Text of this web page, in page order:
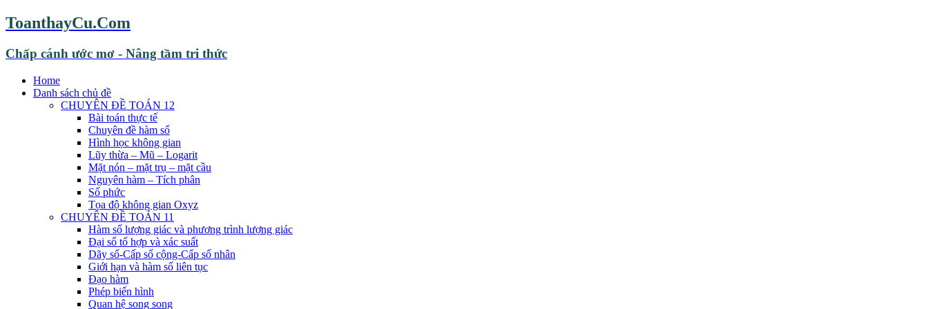
ToanthayCu.Com
Chấp cánh ước mơ - Nâng tầm tri thức
Home
Danh sách chủ đề
CHUYÊN ĐỀ TOÁN 12
Bài toán thực tế
Chuyên đề hàm số
Hình học không gian
Lũy thừa – Mũ – Logarit
Mặt nón – mặt trụ – mặt cầu
Nguyên hàm – Tích phân
Số phức
Tọa độ không gian Oxyz
CHUYÊN ĐỀ TOÁN 11
Hàm số lượng giác và phương trình lượng giác
Đại số tổ hợp và xác suất
Dãy số-Cấp số cộng-Cấp số nhân
Giới hạn và hàm số liên tục
Đạo hàm
Phép biến hình
Quan hệ song song